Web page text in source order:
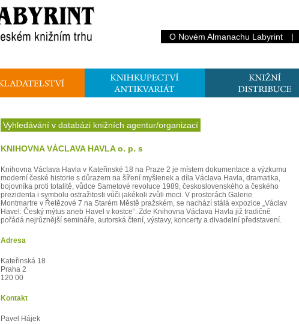
O Novém Almanachu Labyrint |
Vyhledávání v databázi knižních agentur/organizací
KNIHOVNA VÁCLAVA HAVLA o. p. s
Knihovna Václava Havla v Kateřinské 18 na Praze 2 je místem dokumentace a výzkumu
moderní české historie s důrazem na šíření myšlenek a díla Václava Havla, dramatika,
bojovníka proti totalitě, vůdce Sametové revoluce 1989, československého a českého
prezidenta i symbolu ostražitosti vůči jakékoli zvůli moci. V prostorách Galerie
Montmartre v Řetězové 7 na Starém Městě pražském, se nachází stálá expozice „Václav
Havel: Český mýtus aneb Havel v kostce“. Zde Knihovna Václava Havla již tradičně
pořádá nejrůznější semináře, autorská čtení, výstavy, koncerty a divadelní představení.
Adresa
Kateřinská 18
Praha 2
120 00
Kontakt
Pavel Hájek